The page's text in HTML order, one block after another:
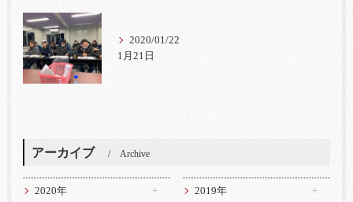
2020/01/22
1月21日
アーカイブ Archive
2020年 2019年